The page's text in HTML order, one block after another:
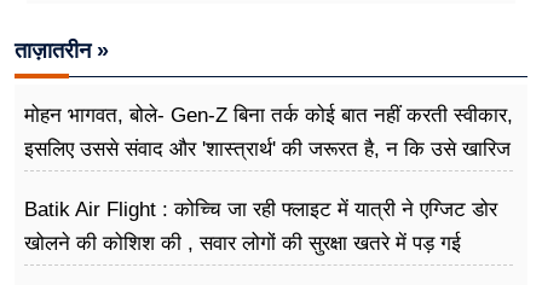
ताज़ातरीन »
मोहन भागवत, बोले- Gen-Z बिना तर्क कोई बात नहीं करती स्वीकार,
इसलिए उससे संवाद और 'शास्त्रार्थ' की जरूरत है, न कि उसे खारिज
Batik Air Flight : कोच्चि जा रही फ्लाइट में यात्री ने एग्जिट डोर
खोलने की कोशिश की , सवार लोगों की सुरक्षा खतरे में पड़ गई